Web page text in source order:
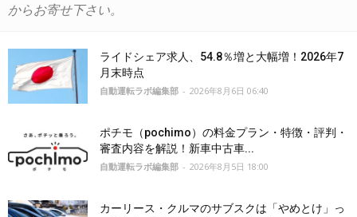
からお寄せ下さい。
ライドシェア求人、54.8％増と大幅増！2026年7
月末時点
自動運転ラボ編集部 - 2026年8月6日 06:40
ポチモ（pochimo）の料金プラン・特徴・評判・
審査内容を解説！新車中古車...
自動運転ラボ編集部 - 2026年8月5日 18:00
カーリース・クルマのサブスクは「やめとけ」っ